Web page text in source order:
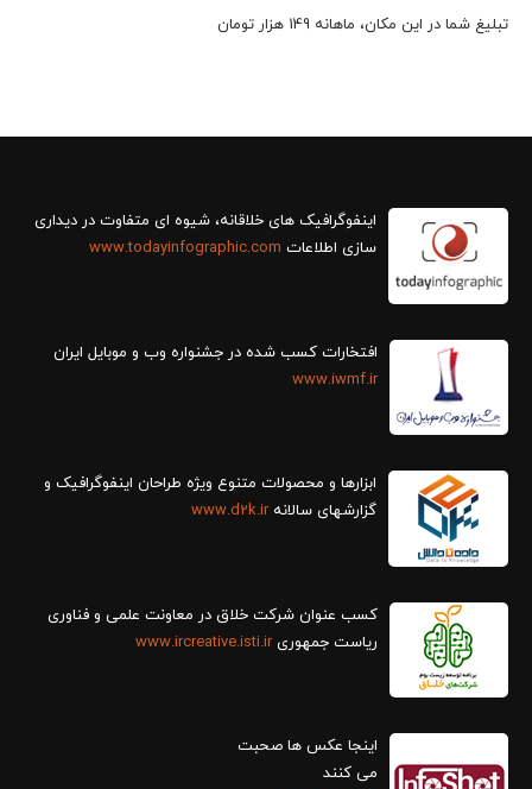
تبلیغ شما در این مکان، ماهانه 149 هزار تومان
سازی اطلاعات www.todayinfographic.com
افتخارات کسب شده در جشنواره وب و موبایل ایران
www.iwmf.ir
ابزارها و محصولات متنوع ویژه طراحان اینفوگرافیک و
گزارش‎های سالانه
www.d2k.ir
کسب عنوان شرکت خلاق در معاونت علمی و فناوری
ریاست جمهوریwww.ircreative.isti.ir
اینجا عکس ها صحبت
می کنند